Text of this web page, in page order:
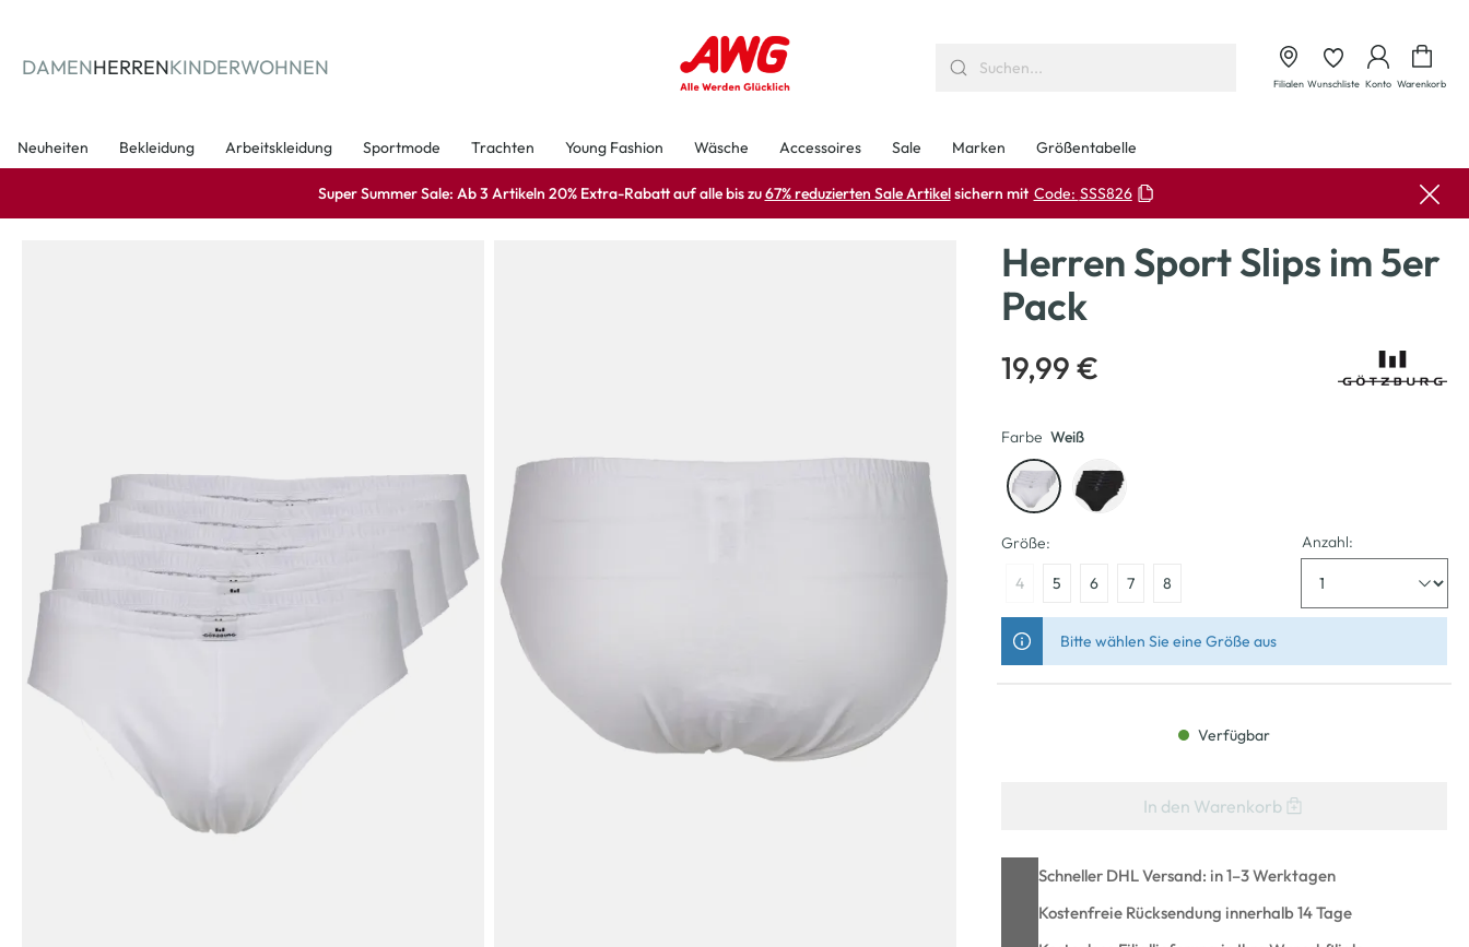
DAMENHERRENKINDERWOHNEN
Filialen Wunschliste Konto Warenkorb
Neuheiten Bekleidung Arbeitskleidung Sportmode Trachten Young Fashion Wäsche Accessoires Sale Marken Größentabelle
Super Summer Sale: Ab 3 Artikeln 20% Extra-Rabatt auf alle bis zu67% reduzierten Sale Artikelsichern mit Code: SSS826
Herren Sport Slips im 5er
Pack
19,99 €
Farbe Weiß
Größe:
4 5 6 7 8
Anzahl:
Bitte wählen Sie eine Größe aus
Verfügbar
In den Warenkorb
Schneller DHL Versand: in 1–3 Werktagen
Kostenfreie Rücksendung innerhalb 14 Tage